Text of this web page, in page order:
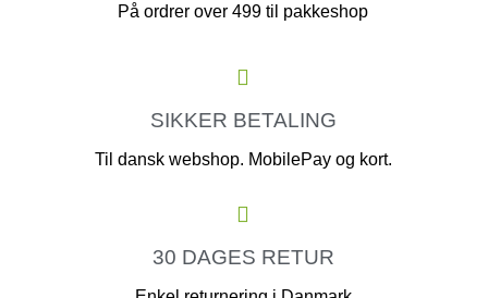
På ordrer over 499 til pakkeshop
SIKKER BETALING
Til dansk webshop. MobilePay og kort.
30 DAGES RETUR